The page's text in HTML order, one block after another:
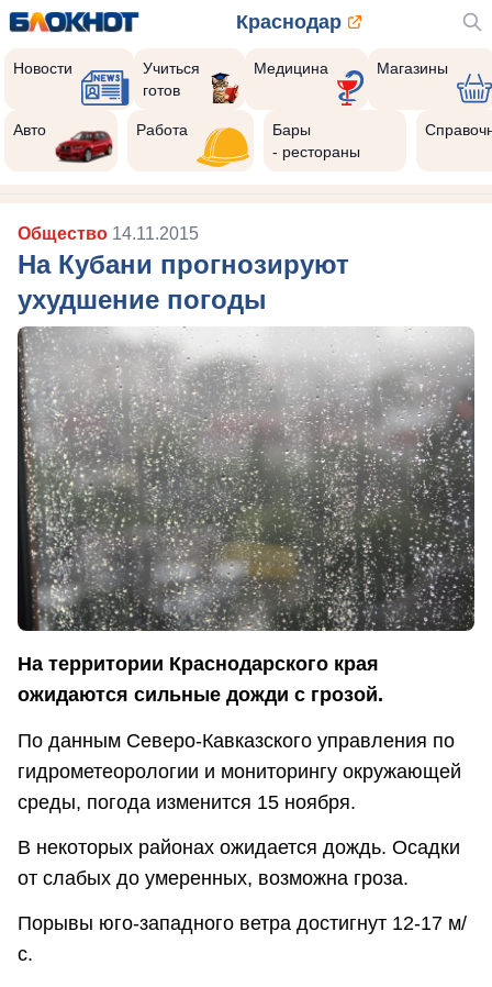
Краснодар
Новости
Учиться
готов
Медицина Магазины
Авто Работа
Бары
- рестораны
Общество 14.11.2015
На Кубани прогнозируют
ухудшение погоды
На территории Краснодарского края
ожидаются сильные дожди с грозой.
По данным Северо-Кавказского управления по
гидрометеорологии и мониторингу окружающей
среды, погода изменится 15 ноября.
В некоторых районах ожидается дождь. Осадки
от слабых до умеренных, возможна гроза.
Порывы юго-западного ветра достигнут 12-17 м/
с.